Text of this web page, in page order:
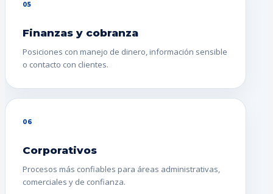
05
Finanzas y cobranza
Posiciones con manejo de dinero, información sensible
o contacto con clientes.
06
Corporativos
Procesos más confiables para áreas administrativas,
comerciales y de confianza.